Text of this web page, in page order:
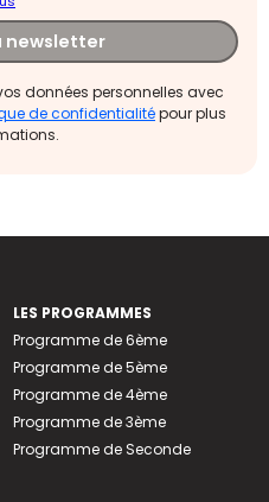
newsletter
données personnelles avec
de confidentialitépour plus
LES PROGRAMMES
Programme de 6ème
Programme de 5ème
Programme de 4ème
Programme de 3ème
Programme de Seconde